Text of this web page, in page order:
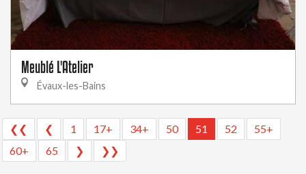
Meublé L'Atelier
Évaux-les-Bains
❮❮ ❮ 1 17+ 34+ 50 51 52
55+
60+
65 ❯ ❯❯